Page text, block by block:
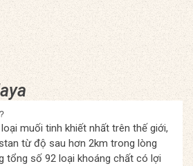
muối tinh khiết nhất trên thế giới,
từ độ sau hơn 2km trong lòng
tổng số 92 loại khoáng chất có lợi